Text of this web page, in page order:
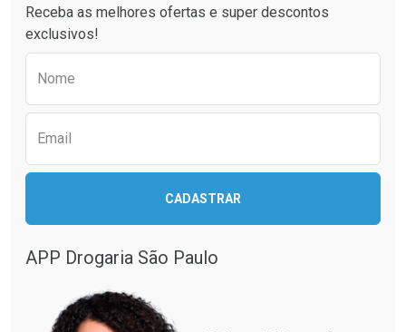
Comprar sem Desconto
Comprar sem Desconto
Comprar sem Desconto
Comprar sem Desconto
Receba as melhores ofertas e super descontos
exclusivos!
Nome
Email
CADASTRAR
APP Drogaria São Paulo